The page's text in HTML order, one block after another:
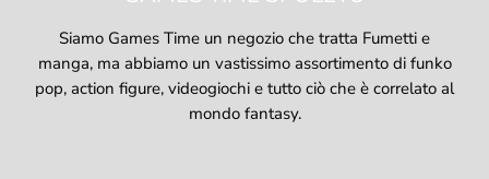
Siamo Games Time un negozio che tratta Fumetti e
manga, ma abbiamo un vastissimo assortimento di funko
pop, action figure, videogiochi e tutto ciò che è correlato al
mondo fantasy.